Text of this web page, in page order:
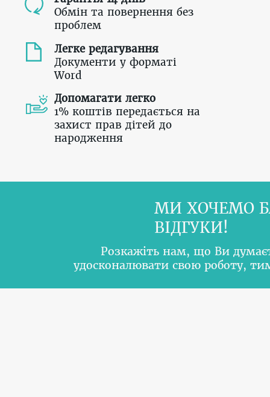
Обмін та повернення без
проблем
Легке редагування
Документи у форматі
Word
Допомагати легко
1% коштів передається на
захист прав дітей до
народження
МИ ХОЧЕМО
ВІДГУКИ!
Розкажіть нам, що Ви
удосконалювати свою роботу,